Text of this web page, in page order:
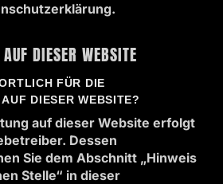
DIESER WEBSITE
FÜR DIE
DIESER WEBSITE?
auf dieser Website erfolgt
Dessen
Sie dem Abschnitt „Hinweis
Stelle“ in dieser